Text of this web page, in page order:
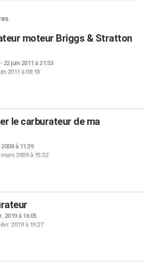
moteur Briggs & Stratton
22 juin 2011 à 21:53
2011 à 08:18
le carburateur de ma
à 11:39
mars 2009 à 15:32
2019 à 16:05
2019 à 19:27